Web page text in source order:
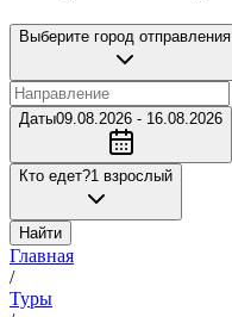
Выберите город отправления
Даты09.08.2026 - 16.08.2026
Кто едет?1 взрослый
Найти
Главная
/
Туры